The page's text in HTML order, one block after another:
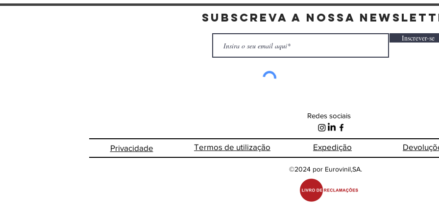
Subscreva a nossa
Inscrever-se
Redes sociais
Privacidade Termos de utilização Expedição
©2024 por Eurovinil,SA.